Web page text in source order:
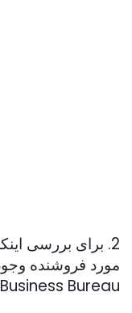
2. برای بررسی
Business Bureau را بررسی کنید.